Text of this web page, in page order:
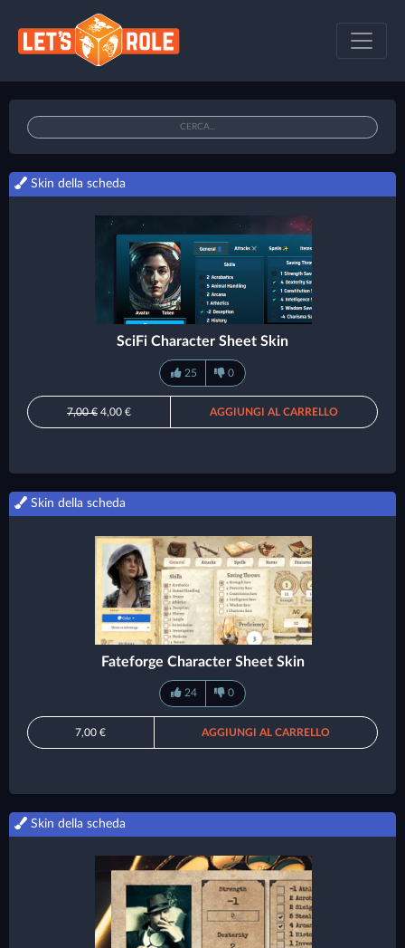
Skin della scheda
SciFi Character Sheet Skin
25 0
7,00 € 4,00 € AGGIUNGI AL CARRELLO
Skin della scheda
Fateforge Character Sheet Skin
24 0
7,00 € AGGIUNGI AL CARRELLO
Skin della scheda